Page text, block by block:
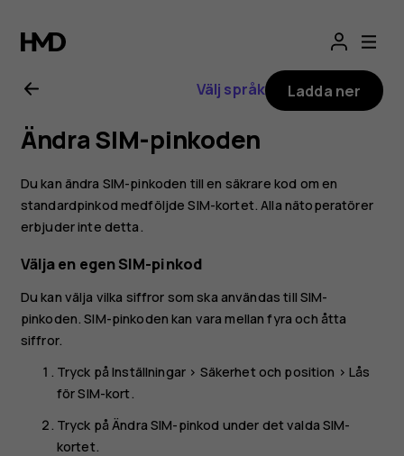
för
Nokia
2.1
Välj språk Ladda ner
Ändra SIM-pinkoden
Du kan ändra SIM-pinkoden till en säkrare kod om en
standardpinkod medföljde SIM-kortet. Alla nätoperatörer
erbjuder inte detta.
Välja en egen SIM-pinkod
Du kan välja vilka siffror som ska användas till SIM-
pinkoden. SIM-pinkoden kan vara mellan fyra och åtta
siffror.
Tryck påInställningar > Säkerhet och position > Lås
för SIM-kort.
Tryck påÄndra SIM-pinkod under det valda SIM-
kortet.